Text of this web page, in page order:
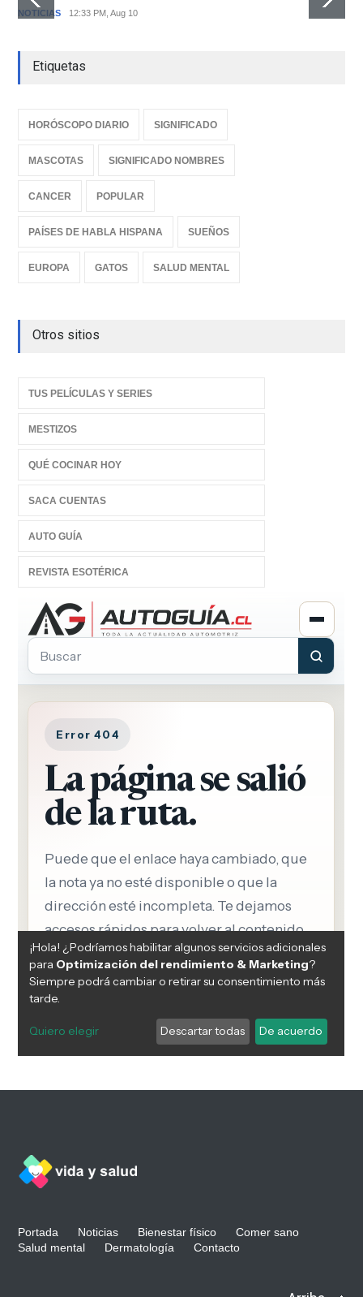
NOTICIAS 12:33 PM, Aug 10
Etiquetas
HORÓSCOPO DIARIO SIGNIFICADO
MASCOTAS SIGNIFICADO NOMBRES
CANCER POPULAR
PAÍSES DE HABLA HISPANA SUEÑOS
EUROPA GATOS SALUD MENTAL
Otros sitios
TUS PELÍCULAS Y SERIES
MESTIZOS
QUÉ COCINAR HOY
SACA CUENTAS
AUTO GUÍA
REVISTA ESOTÉRICA
Portada Noticias Bienestar físico
Comer sano
Salud mental
Dermatología Contacto